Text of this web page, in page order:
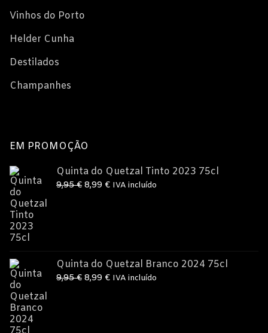
Vinhos do Porto
Helder Cunha
Destilados
Champanhes
EM PROMOÇÃO
Quinta do Quetzal Tinto 2023 75cl
9,95€ O
8,99 €OIVA incluído
Quinta do Quetzal Branco 2024 75cl
9,95€ O
8,99 €OIVA incluído